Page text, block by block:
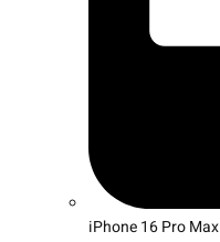
iPhone 16 Pro Max